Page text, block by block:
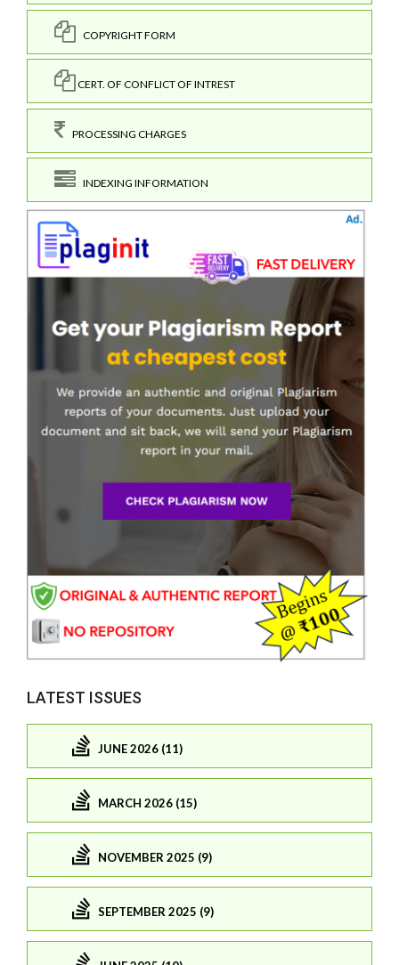
COPYRIGHT FORM
CERT. OF CONFLICT OF INTREST
PROCESSING CHARGES
INDEXING INFORMATION
LATEST ISSUES
JUNE 2026 (11)
MARCH 2026 (15)
NOVEMBER 2025 (9)
SEPTEMBER 2025 (9)